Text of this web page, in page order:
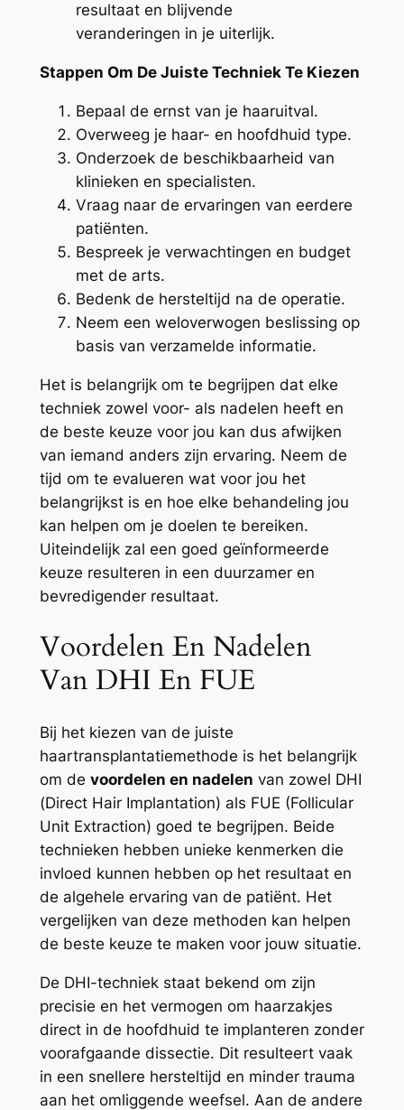
resultaat en blijvende
veranderingen in je uiterlijk.
Stappen Om De Juiste Techniek Te Kiezen
Bepaal de ernst van je haaruitval.
Overweeg je haar- en hoofdhuid type.
Onderzoek de beschikbaarheid van
klinieken en specialisten.
Vraag naar de ervaringen van eerdere
patiënten.
Bespreek je verwachtingen en budget
met de arts.
Bedenk de hersteltijd na de operatie.
Neem een weloverwogen beslissing op
basis van verzamelde informatie.
Het is belangrijk om te begrijpen dat elke
techniek zowel voor- als nadelen heeft en
de beste keuze voor jou kan dus afwijken
van iemand anders zijn ervaring. Neem de
tijd om te evalueren wat voor jou het
belangrijkst is en hoe elke behandeling jou
kan helpen om je doelen te bereiken.
Uiteindelijk zal een goed geïnformeerde
keuze resulteren in een duurzamer en
bevredigender resultaat.
Voordelen En Nadelen
Van DHI En FUE
Bij het kiezen van de juiste
haartransplantatiemethode is het belangrijk
om de voordelen en nadelen van zowel DHI
(Direct Hair Implantation) als FUE (Follicular
Unit Extraction) goed te begrijpen. Beide
technieken hebben unieke kenmerken die
invloed kunnen hebben op het resultaat en
de algehele ervaring van de patiënt. Het
vergelijken van deze methoden kan helpen
de beste keuze te maken voor jouw situatie.
De DHI-techniek staat bekend om zijn
precisie en het vermogen om haarzakjes
direct in de hoofdhuid te implanteren zonder
voorafgaande dissectie. Dit resulteert vaak
in een snellere hersteltijd en minder trauma
aan het omliggende weefsel. Aan de andere